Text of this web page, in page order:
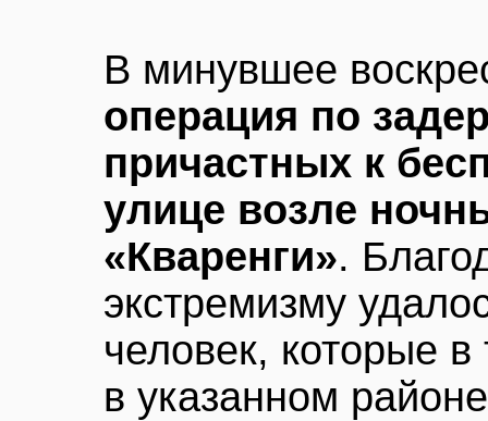
В минувшее
операция по
причастных к
улице возле
«Кваренги».
экстремизму
человек, которые
в указанном